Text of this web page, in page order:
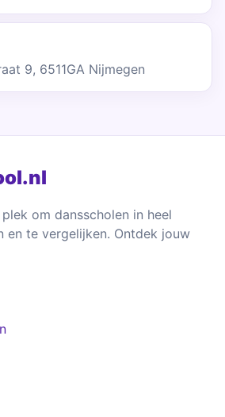
9, 6511GA Nijmegen
om dansscholen in heel
en te vergelijken. Ontdek jouw